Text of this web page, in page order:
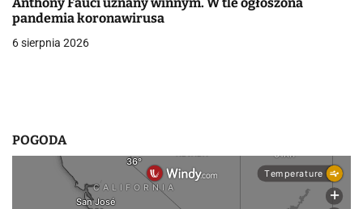
s
pandemia koronawirusa
6 sierpnia 2026
POGODA